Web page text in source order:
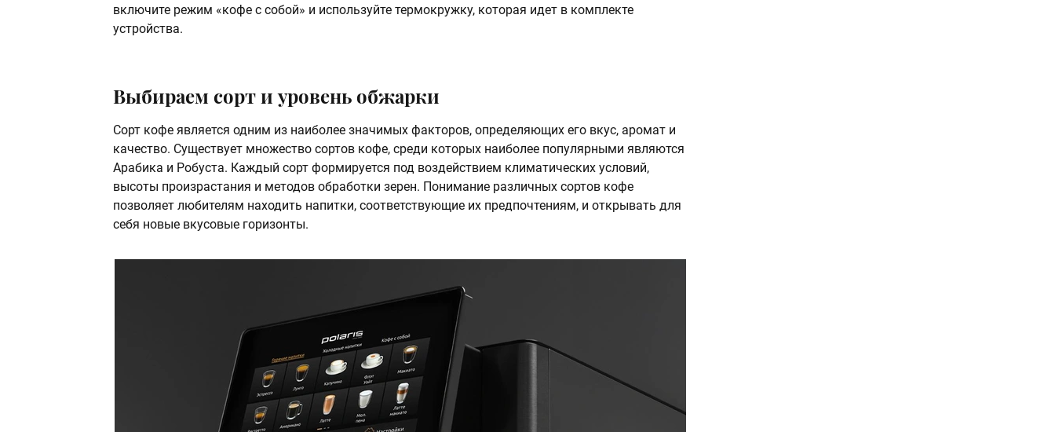
включите режим «кофе с собой» и используйте термокружку, которая идет в комплекте
устройства.
Выбираем сорт и уровень обжарки
Сорт кофе является одним из наиболее значимых факторов, определяющих его вкус, аромат и
качество. Существует множество сортов кофе, среди которых наиболее популярными являются
Арабика и Робуста. Каждый сорт формируется под воздействием климатических условий,
высоты произрастания и методов обработки зерен. Понимание различных сортов кофе
позволяет любителям находить напитки, соответствующие их предпочтениям, и открывать для
себя новые вкусовые горизонты.